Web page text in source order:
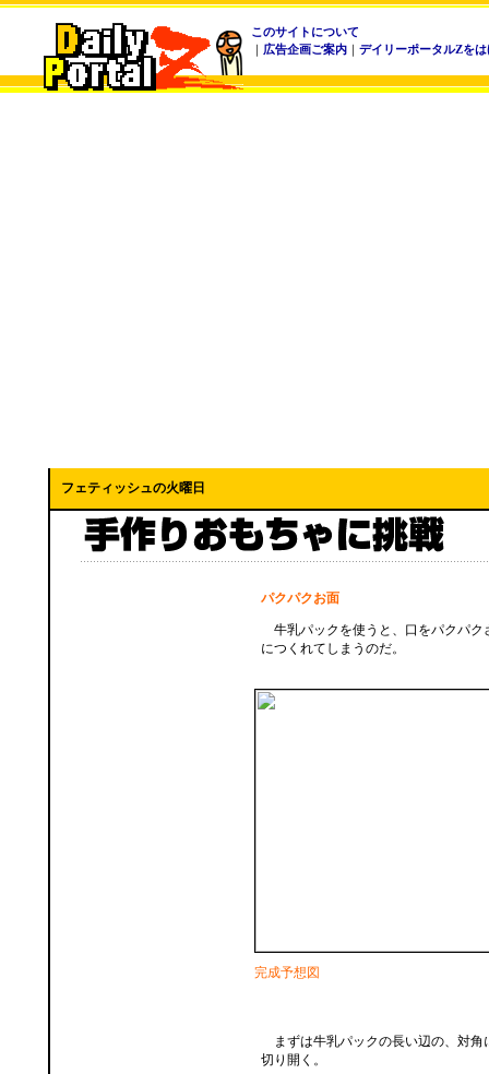
このサイトについて
｜ 広告企画ご案内 ｜ デイリーポータルZを
フェティッシュの火曜日
パクパクお面
牛乳パックを使うと、口をパクパク
につくれてしまうのだ。
完成予想図
まずは牛乳パックの長い辺の、対角
切り開く。